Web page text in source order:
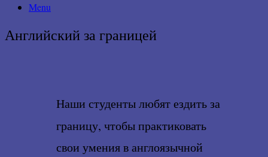
Menu
Английский за границей
Наши студенты любят ездить за
границу, чтобы практиковать
свои умения в англоязычной